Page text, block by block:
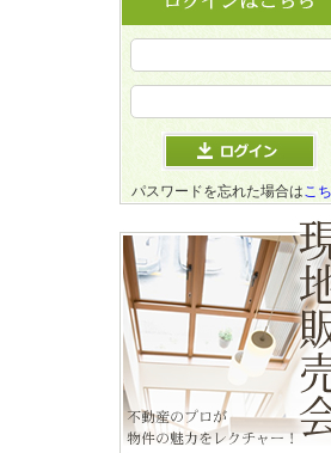
パスワードを忘れた場合はこ